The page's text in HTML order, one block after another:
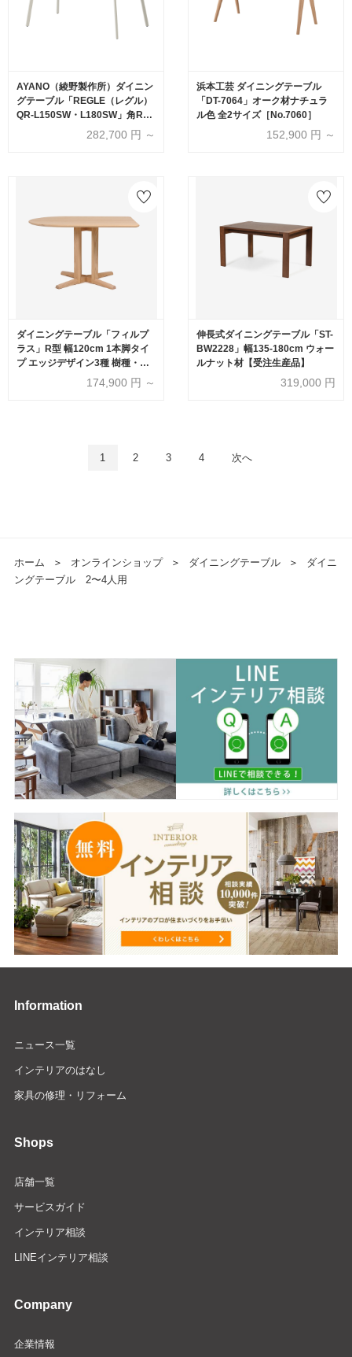
AYANO（綾野製作所）ダイニン
グテーブル「REGLE（レグル）
QR-L150SW・L180SW」角R天
板タイプ セラミック天板：カル
カッタ色 スリムライン脚 ：ホワ
282,700 円 ～
浜本工芸 ダイニングテーブル
「DT-7064」オーク材ナチュラ
ル色 全2サイズ［No.7060］
152,900 円 ～
ダイニングテーブル「フィルプ
ラス」R型 幅120cm 1本脚タイ
プ エッジデザイン3種 樹種・塗
装色5種【受注生産品】
174,900 円 ～
伸長式ダイニングテーブル「ST-
BW2228」幅135-180cm ウォー
ルナット材【受注生産品】
319,000 円
1 2 3 4 次へ
ホーム ＞ オンラインショップ ＞ ダイニングテーブル ＞
ダイニ
ングテーブル 2〜4人用
Information
ニュース一覧
インテリアのはなし
家具の修理・リフォーム
Shops
店舗一覧
サービスガイド
インテリア相談
LINEインテリア相談
Company
企業情報